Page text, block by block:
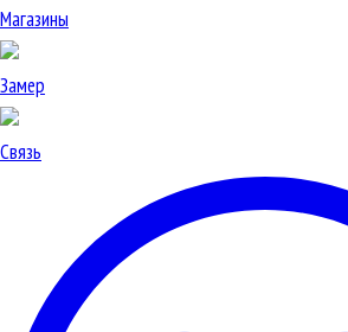
Магазины
Замер
Связь